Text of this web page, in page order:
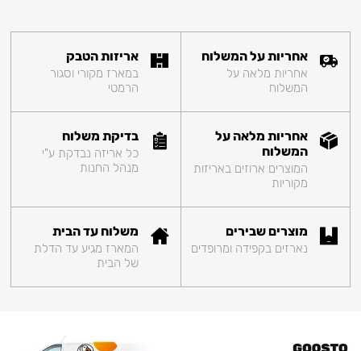
אחריות על המשלוח
אחריות מלאה על
המשלוח
אריזות הטבק
במארז מקורי וסגור
הרמטי
אחריות מלאה על
המשלוח
המוצרים ארוזים באריזות
מקוריות
בדיקת משלוח
כל אריזה נבדקת ע"י
מנהל החנות
מוצרים שבירים
נארזים בקפידה ומרופדים
משלוח עד הבית
המארז מגיע עד הדלת
של הבית